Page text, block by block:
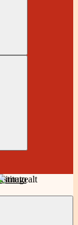
Istituto